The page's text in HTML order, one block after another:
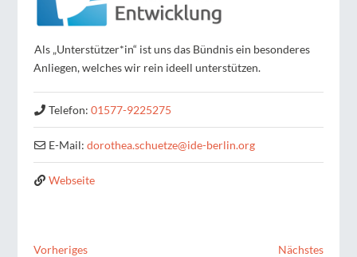
Als „Unterstützer*in“ ist uns das Bündnis ein besonderes
Anliegen, welches wir rein ideell unterstützen.
Telefon: 01577-9225275
E-Mail: dorothea.schuetze@ide-berlin.org
Webseite
Vorheriges Nächstes